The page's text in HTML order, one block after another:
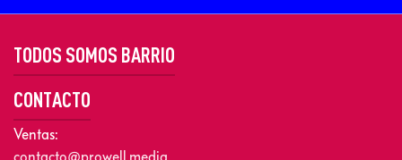
TODOS SOMOS BARRIO
CONTACTO
Ventas:
contacto@prowell.media